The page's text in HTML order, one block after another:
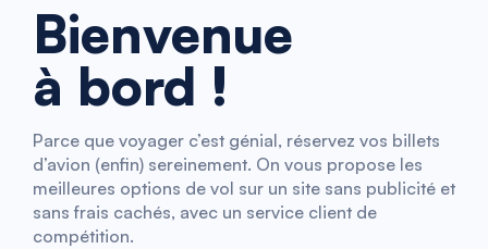
Bienvenue
à bord !
Parce que voyager c’est génial, réservez vos billets
d’avion (enfin) sereinement. On vous propose les
meilleures options de vol sur un site sans publicité et
sans frais cachés, avec un service client de
compétition.